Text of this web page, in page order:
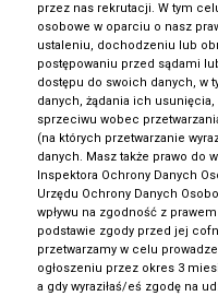
przez nas rekrutacji. W tym
osobowe w oparciu o nasz
ustaleniu, dochodzeniu lub
postępowaniu przed sądami
dostępu do swoich danych, w
danych, żądania ich
sprzeciwu wobec
(na których przetwarzanie
danych. Masz także prawo do
Inspektora Ochrony Danych
Urzędu Ochrony Danych
wpływu na zgodność z
podstawie zgody przed jej
przetwarzamy w celu
ogłoszeniu przez okres 3
a gdy wyraziłaś/eś zgodę na